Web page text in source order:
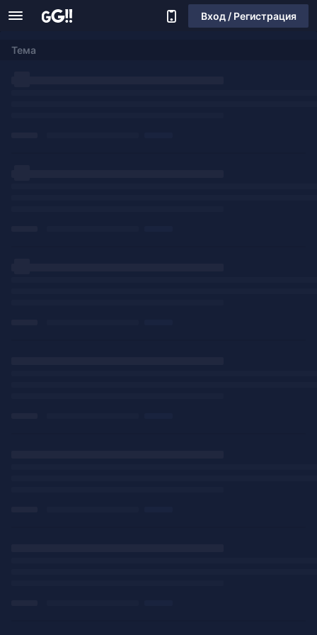
Вход / Регистрация
Тема